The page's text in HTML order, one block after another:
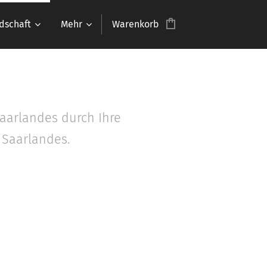
Mehr Warenkorb
durch Ihre